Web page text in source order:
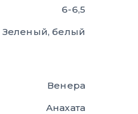
6-6,5
Зеленый, белый
Венера
Анахата